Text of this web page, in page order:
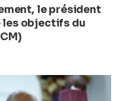
le président
les objectifs du